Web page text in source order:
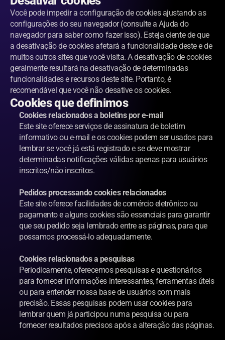
Você pode impedir a configuração de cookies ajustando as
configurações do seu navegador (consulte a Ajuda do
navegador para saber como fazer isso). Esteja ciente de que
a desativação de cookies afetará a funcionalidade deste e de
muitos outros sites que você visita. A desativação de cookies
geralmente resultará na desativação de determinadas
funcionalidades e recursos deste site. Portanto, é
recomendável que você não desative os cookies.
Cookies que definimos
Cookies relacionados a boletins por e-mail
Este site oferece serviços de assinatura de boletim
informativo ou e-mail e os cookies podem ser usados para
lembrar se você já está registrado e se deve mostrar
determinadas notificações válidas apenas para usuários
inscritos/não inscritos.
Pedidos processando cookies relacionados
Este site oferece facilidades de comércio eletrônico ou
pagamento e alguns cookies são essenciais para garantir
que seu pedido seja lembrado entre as páginas, para que
possamos processá-lo adequadamente.
Cookies relacionados a pesquisas
Periodicamente, oferecemos pesquisas e questionários
para fornecer informações interessantes, ferramentas úteis
ou para entender nossa base de usuários com mais
precisão. Essas pesquisas podem usar cookies para
lembrar quem já participou numa pesquisa ou para
fornecer resultados precisos após a alteração das páginas.